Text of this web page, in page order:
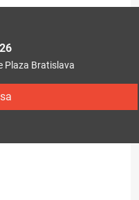
Plaza Bratislava